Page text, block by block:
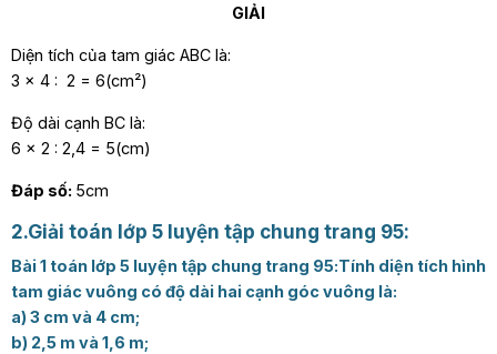
GIẢI
Diện tích của tam giác ABC là:
3 × 4 : 2 = 6(cm²)
Độ dài cạnh BC là:
6 × 2 : 2,4 = 5(cm)
Đáp số: 5cm
2.Giải toán lớp 5 luyện tập chung trang 95:
Bài 1 toán lớp 5 luyện tập chung trang 95:Tính diện tích hình
tam giác vuông có độ dài hai cạnh góc vuông là:
a) 3 cm và 4 cm;
b) 2,5 m và 1,6 m;